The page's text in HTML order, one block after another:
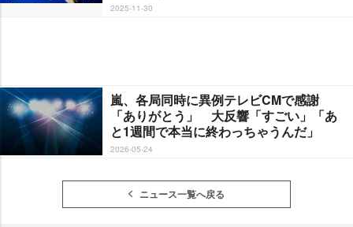
2025-11-30
嵐、各局同時に異例テレビCMで感謝
「ありがとう」 大反響「すごい」「あ
と1週間で本当に終わっちゃうんだ」
2026-05-24
ニュース一覧へ戻る